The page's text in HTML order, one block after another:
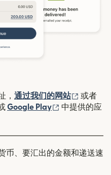
， 通过我们的网站 （在新
或者
在新窗口中打开）
Google Play （在新窗口中
中提供的应
币、要汇出的金额和递送速